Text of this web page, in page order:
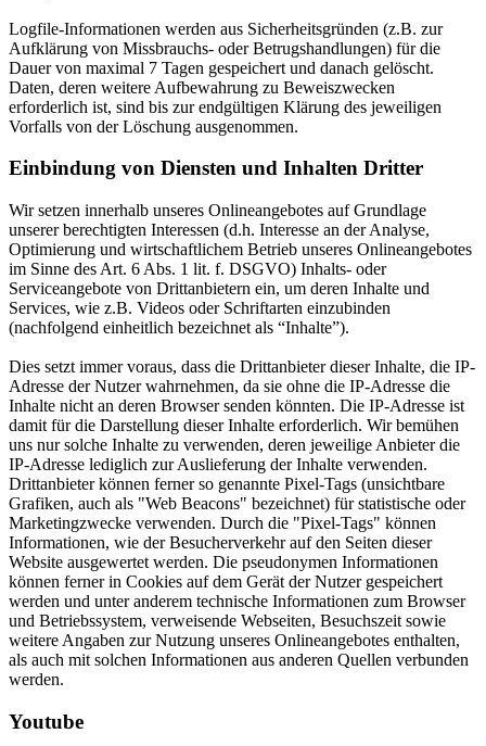
Logfile-Informationen werden aus Sicherheitsgründen (z.B. zur
Aufklärung von Missbrauchs- oder Betrugshandlungen) für die
Dauer von maximal 7 Tagen gespeichert und danach gelöscht.
Daten, deren weitere Aufbewahrung zu Beweiszwecken
erforderlich ist, sind bis zur endgültigen Klärung des jeweiligen
Vorfalls von der Löschung ausgenommen.
Einbindung von Diensten und Inhalten Dritter
Wir setzen innerhalb unseres Onlineangebotes auf Grundlage
unserer berechtigten Interessen (d.h. Interesse an der Analyse,
Optimierung und wirtschaftlichem Betrieb unseres Onlineangebotes
im Sinne des Art. 6 Abs. 1 lit. f. DSGVO) Inhalts- oder
Serviceangebote von Drittanbietern ein, um deren Inhalte und
Services, wie z.B. Videos oder Schriftarten einzubinden
(nachfolgend einheitlich bezeichnet als “Inhalte”).
Dies setzt immer voraus, dass die Drittanbieter dieser Inhalte, die IP-
Adresse der Nutzer wahrnehmen, da sie ohne die IP-Adresse die
Inhalte nicht an deren Browser senden könnten. Die IP-Adresse ist
damit für die Darstellung dieser Inhalte erforderlich. Wir bemühen
uns nur solche Inhalte zu verwenden, deren jeweilige Anbieter die
IP-Adresse lediglich zur Auslieferung der Inhalte verwenden.
Drittanbieter können ferner so genannte Pixel-Tags (unsichtbare
Grafiken, auch als "Web Beacons" bezeichnet) für statistische oder
Marketingzwecke verwenden. Durch die "Pixel-Tags" können
Informationen, wie der Besucherverkehr auf den Seiten dieser
Website ausgewertet werden. Die pseudonymen Informationen
können ferner in Cookies auf dem Gerät der Nutzer gespeichert
werden und unter anderem technische Informationen zum Browser
und Betriebssystem, verweisende Webseiten, Besuchszeit sowie
weitere Angaben zur Nutzung unseres Onlineangebotes enthalten,
als auch mit solchen Informationen aus anderen Quellen verbunden
werden.
Youtube